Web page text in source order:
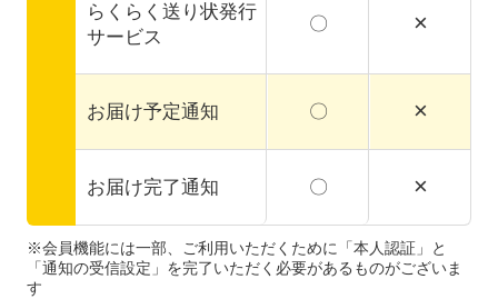
らくらく送り状発行
サービス
〇 ×
お届け予定通知 〇 ×
お届け完了通知 〇 ×
※会員機能には一部、ご利用いただくために「本人認証」と
「通知の受信設定」を完了いただく必要があるものがございま
す